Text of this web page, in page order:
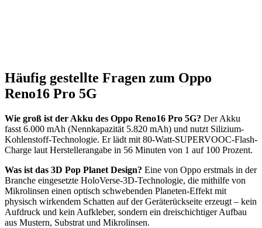
Häufig gestellte Fragen zum Oppo
Reno16 Pro 5G
Wie groß ist der Akku des Oppo Reno16 Pro 5G? Der Akku
fasst 6.000 mAh (Nennkapazität 5.820 mAh) und nutzt Silizium-
Kohlenstoff-Technologie. Er lädt mit 80-Watt-SUPERVOOC-Flash-
Charge laut Herstellerangabe in 56 Minuten von 1 auf 100 Prozent.
Was ist das 3D Pop Planet Design? Eine von Oppo erstmals in der
Branche eingesetzte HoloVerse-3D-Technologie, die mithilfe von
Mikrolinsen einen optisch schwebenden Planeten-Effekt mit
physisch wirkendem Schatten auf der Geräterückseite erzeugt – kein
Aufdruck und kein Aufkleber, sondern ein dreischichtiger Aufbau
aus Mustern, Substrat und Mikrolinsen.